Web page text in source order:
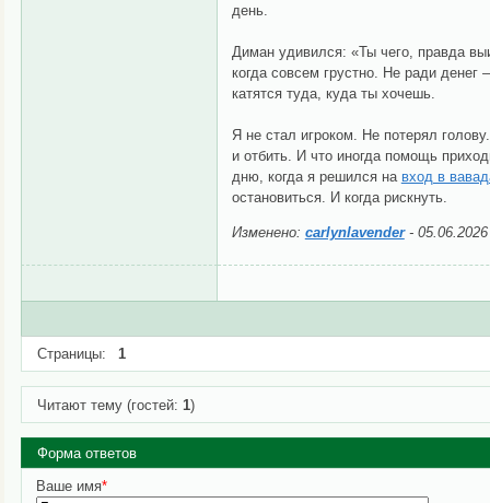
день.
Диман удивился: «Ты чего, правда
когда совсем грустно. Не ради
катятся туда, куда ты хочешь.
Я не стал игроком. Не потерял
и отбить. И что иногда помощь
дню, когда я решился на вход в
остановиться. И когда рискнуть.
Изменено: carlynlavender-
Страницы: 1
Читают тему (гостей: 1)
Форма ответов
Ваше имя*